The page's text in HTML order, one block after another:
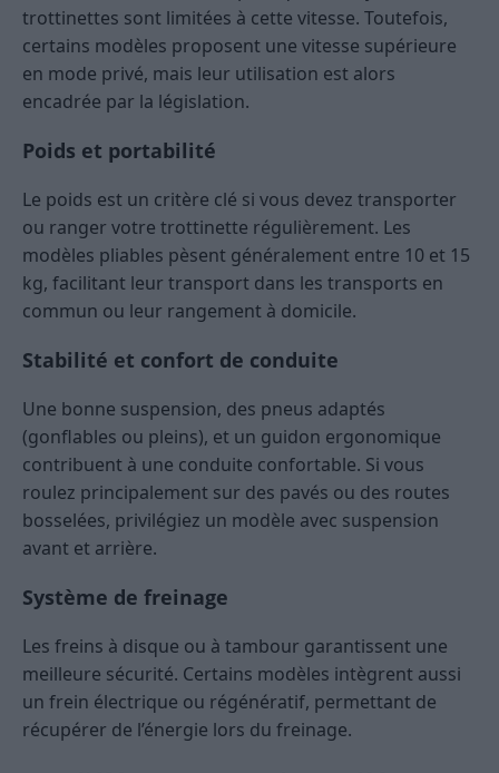
trottinettes sont limitées à cette vitesse. Toutefois,
certains modèles proposent une vitesse supérieure
en mode privé, mais leur utilisation est alors
encadrée par la législation.
Poids et portabilité
Le poids est un critère clé si vous devez transporter
ou ranger votre trottinette régulièrement. Les
modèles pliables pèsent généralement entre 10 et 15
kg, facilitant leur transport dans les transports en
commun ou leur rangement à domicile.
Stabilité et confort de conduite
Une bonne suspension, des pneus adaptés
(gonflables ou pleins), et un guidon ergonomique
contribuent à une conduite confortable. Si vous
roulez principalement sur des pavés ou des routes
bosselées, privilégiez un modèle avec suspension
avant et arrière.
Système de freinage
Les freins à disque ou à tambour garantissent une
meilleure sécurité. Certains modèles intègrent aussi
un frein électrique ou régénératif, permettant de
récupérer de l’énergie lors du freinage.